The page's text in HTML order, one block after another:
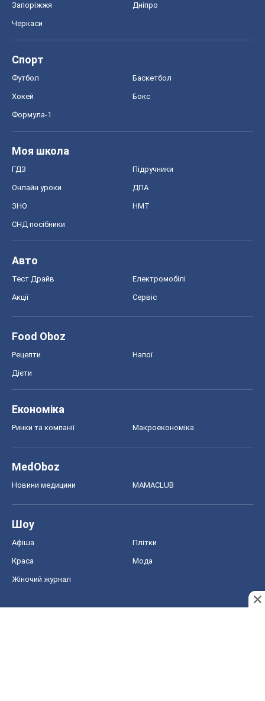
Запоріжжя Дніпро
Черкаси
Спорт
Футбол Баскетбол
Хокей Бокс
Формула-1
Моя школа
ГДЗ Підручники
Онлайн уроки ДПА
ЗНО НМТ
СНД посібники
Авто
Тест Драйв Електромобілі
Акції Сервіс
Food Oboz
Рецепти Напої
Дієти
Економіка
Ринки та компанії Макроекономіка
MedOboz
Новини медицини MAMACLUB
Шоу
Афіша Плітки
Краса Мода
Жіночий журнал